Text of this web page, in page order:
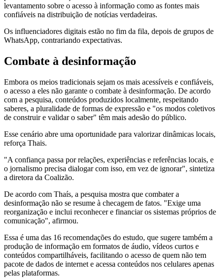
levantamento sobre o acesso à informação como as fontes mais
confiáveis na distribuição de notícias verdadeiras.
Os influenciadores digitais estão no fim da fila, depois de grupos de
WhatsApp, contrariando expectativas.
Combate à desinformação
Embora os meios tradicionais sejam os mais acessíveis e confiáveis,
o acesso a eles não garante o combate à desinformação. De acordo
com a pesquisa, conteúdos produzidos localmente, respeitando
saberes, a pluralidade de formas de expressão e "os modos coletivos
de construir e validar o saber" têm mais adesão do público.
Esse cenário abre uma oportunidade para valorizar dinâmicas locais,
reforça Thais.
"A confiança passa por relações, experiências e referências locais, e
o jornalismo precisa dialogar com isso, em vez de ignorar", sintetiza
a diretora da Coalizão.
De acordo com Thaís, a pesquisa mostra que combater a
desinformação não se resume à checagem de fatos. "Exige uma
reorganização e inclui reconhecer e financiar os sistemas próprios de
comunicação", afirmou.
Essa é uma das 16 recomendações do estudo, que sugere também a
produção de informação em formatos de áudio, vídeos curtos e
conteúdos compartilháveis, facilitando o acesso de quem não tem
pacote de dados de internet e acessa conteúdos nos celulares apenas
pelas plataformas.